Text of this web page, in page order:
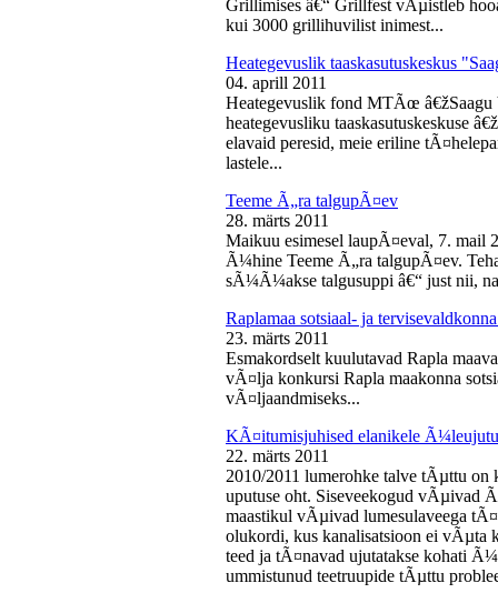
Grillimises â€“ Grillfest vÃµistleb
kui 3000 grillihuvilist inimest...
Heategevuslik taaskasutuskeskus
04. aprill 2011
Heategevuslik fond MTÃœ â€žSaagu
heategevusliku taaskasutuskeskuse
elavaid peresid, meie eriline
lastele...
Teeme Ã„ra talgupÃ¤ev
28. märts 2011
Maikuu esimesel laupÃ¤eval, 7.
Ã¼hine Teeme Ã„ra talgupÃ¤ev.
sÃ¼Ã¼akse talgusuppi â€“ just nii,
Raplamaa sotsiaal- ja
23. märts 2011
Esmakordselt kuulutavad Rapla
vÃ¤lja konkursi Rapla maakonna
vÃ¤ljaandmiseks...
KÃ¤itumisjuhised elanikele
22. märts 2011
2010/2011 lumerohke talve tÃµttu on
uputuse oht. Siseveekogud vÃµivad
maastikul vÃµivad lumesulaveega
olukordi, kus kanalisatsioon ei vÃµta
teed ja tÃ¤navad ujutatakse kohati
ummistunud teetruupide tÃµttu